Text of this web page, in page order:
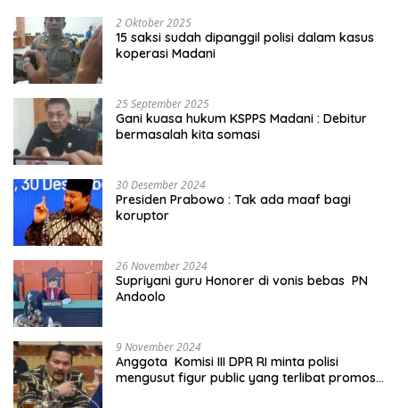
2 Oktober 2025
15 saksi sudah dipanggil polisi dalam kasus
koperasi Madani
25 September 2025
Gani kuasa hukum KSPPS Madani : Debitur
bermasalah kita somasi
30 Desember 2024
Presiden Prabowo : Tak ada maaf bagi
koruptor
26 November 2024
Supriyani guru Honorer di vonis bebas PN
Andoolo
9 November 2024
Anggota Komisi III DPR RI minta polisi
mengusut figur public yang terlibat promosi